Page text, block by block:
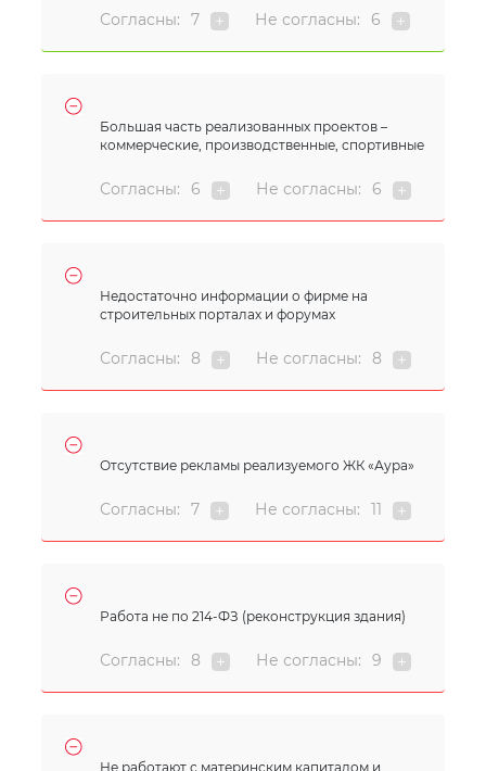
Согласны: 7 Не согласны: 6
Большая часть реализованных проектов –
коммерческие, производственные, спортивные
Согласны: 6 Не согласны: 6
Недостаточно информации о фирме на
строительных порталах и форумах
Согласны: 8 Не согласны: 8
Отсутствие рекламы реализуемого ЖК «Аура»
Согласны: 7 Не согласны: 11
Работа не по 214-ФЗ (реконструкция здания)
Согласны: 8 Не согласны: 9
Не работают с материнским капиталом и